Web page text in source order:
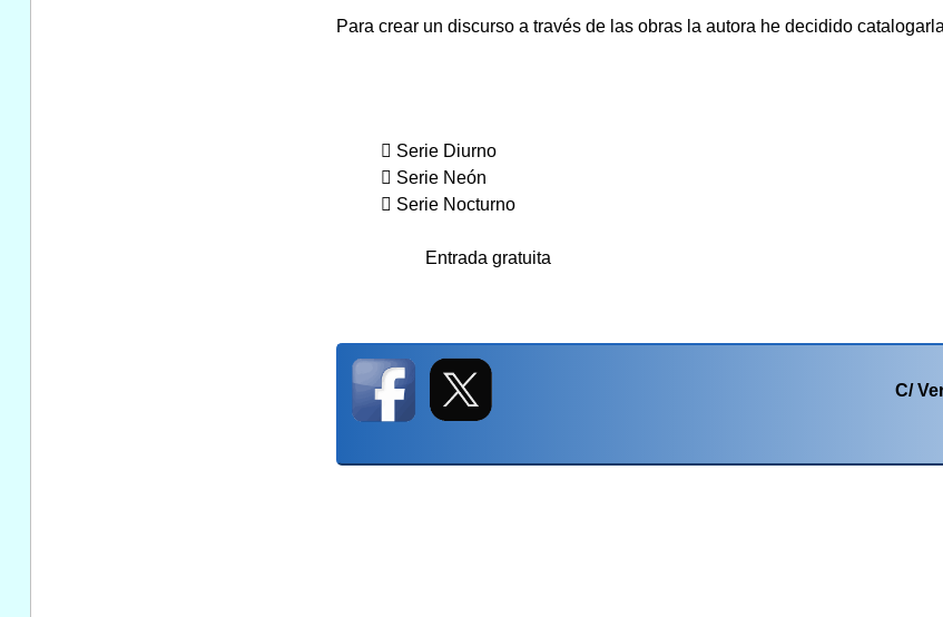
Para crear un discurso a través de las obras la autora he decidido
 Serie Diurno
 Serie Neón
 Serie Nocturno
Entrada gratuita
C/